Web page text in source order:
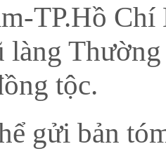
TP.Hồ
làng
tộc.
bản tóm